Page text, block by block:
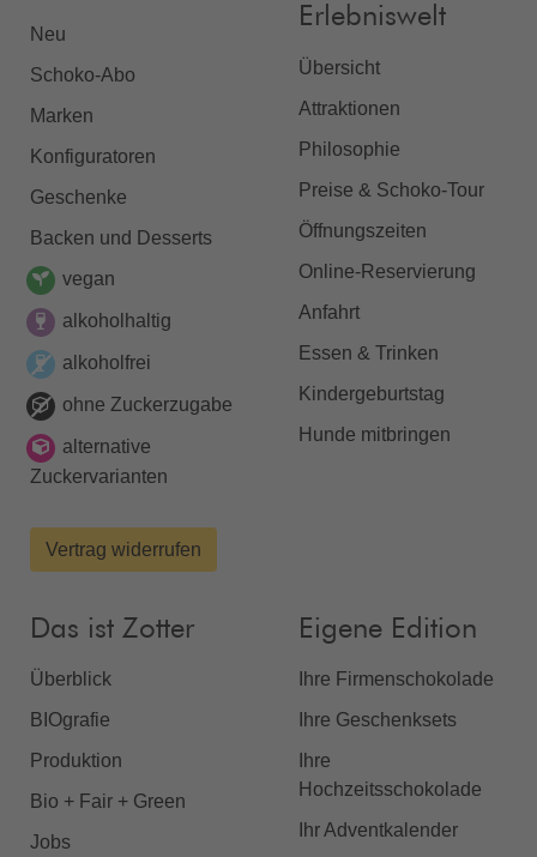
Neu
Schoko-Abo
Marken
Konfiguratoren
Geschenke
Backen und Desserts
vegan
alkoholhaltig
alkoholfrei
ohne Zuckerzugabe
alternative
Zuckervarianten
Vertrag widerrufen
Erlebniswelt
Übersicht
Attraktionen
Philosophie
Preise & Schoko-Tour
Öffnungszeiten
Online-Reservierung
Anfahrt
Essen & Trinken
Kindergeburtstag
Hunde mitbringen
Das ist Zotter
Überblick
BIOgrafie
Produktion
Bio + Fair + Green
Jobs
Eigene Edition
Ihre Firmenschokolade
Ihre Geschenksets
Ihre
Hochzeitsschokolade
Ihr Adventkalender